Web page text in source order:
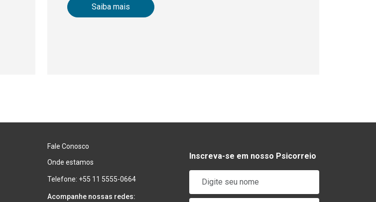
Saiba mais
Fale Conosco
Onde estamos
Telefone: +55 11 5555-0664
Acompanhe nossas redes:
Inscreva-se em nosso Psicorreio